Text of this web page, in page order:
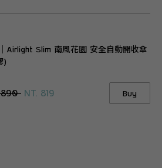
Airlight Slim 南風花園 安全自動開收傘
)
890 NT. 819 Buy